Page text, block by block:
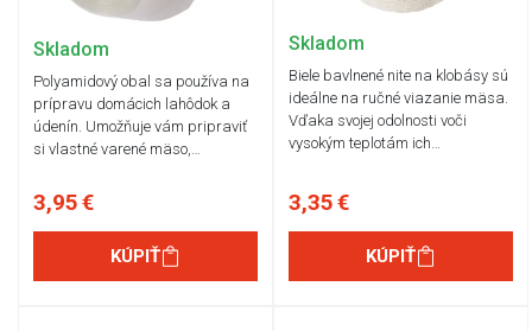
Skladom
Polyamidový obal sa používa na
prípravu domácich lahôdok a
údenín. Umožňuje vám pripraviť
si vlastné varené mäso,…
3,95 €
KÚPIŤ
Skladom
Biele bavlnené nite na klobásy sú
ideálne na ručné viazanie mäsa.
Vďaka svojej odolnosti voči
vysokým teplotám ich…
3,35 €
KÚPIŤ